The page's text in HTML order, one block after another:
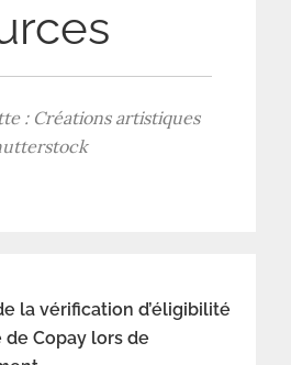
: Créations artistiques
la vérification d’éligibilité
Copay lors de